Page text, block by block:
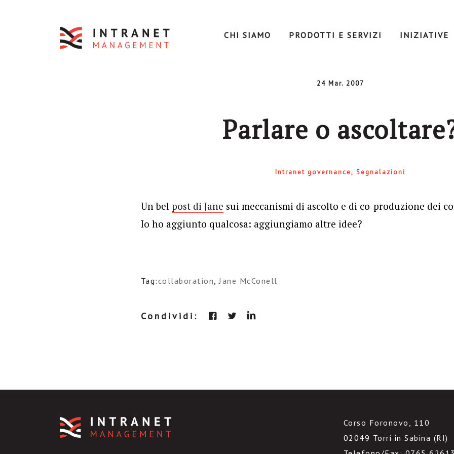
CHI SIAMO PRODOTTI E SERVIZI INIZIATIVE
24 Mar. 2007
Parlare o
Intranet governance Segnalazioni
Un bel post di Jane sui meccanismi di ascolto e di co-produzione dei
Io ho aggiunto qualcosa: aggiungiamo altre idee?
Tag:collaboration,Jane McConell
Condividi:
Corso Foronovo, 110
02049 Torri in Sabina (RI)